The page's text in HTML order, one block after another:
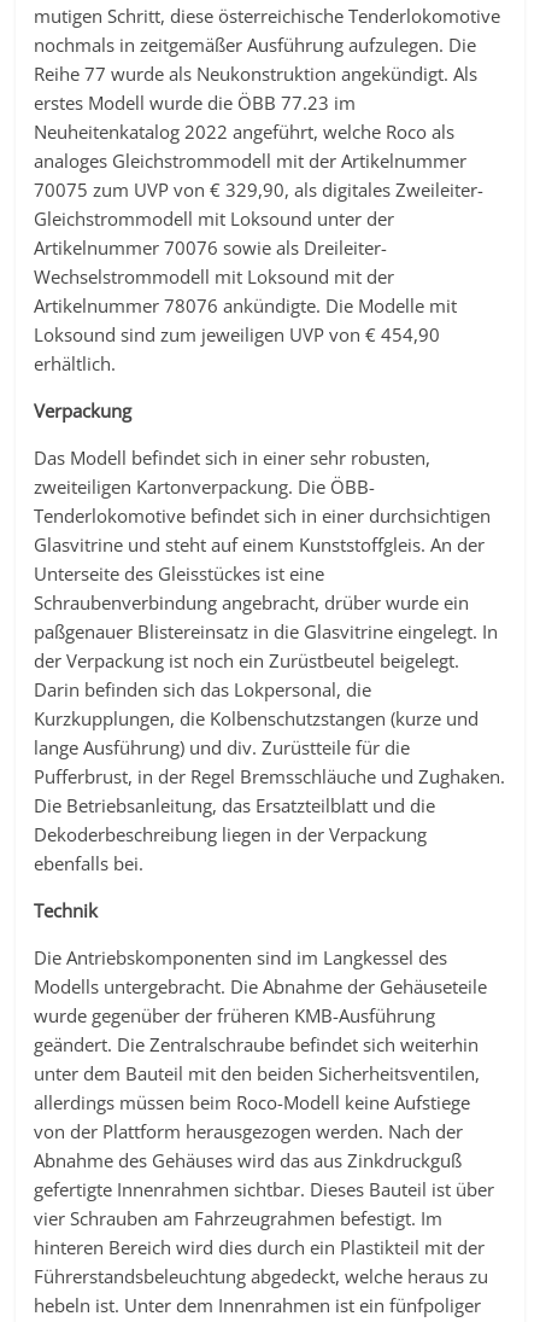
mutigen Schritt, diese österreichische Tenderlokomotive
nochmals in zeitgemäßer Ausführung aufzulegen. Die
Reihe 77 wurde als Neukonstruktion angekündigt. Als
erstes Modell wurde die ÖBB 77.23 im
Neuheitenkatalog 2022 angeführt, welche Roco als
analoges Gleichstrommodell mit der Artikelnummer
70075 zum UVP von € 329,90, als digitales Zweileiter-
Gleichstrommodell mit Loksound unter der
Artikelnummer 70076 sowie als Dreileiter-
Wechselstrommodell mit Loksound mit der
Artikelnummer 78076 ankündigte. Die Modelle mit
Loksound sind zum jeweiligen UVP von € 454,90
erhältlich.
Verpackung
Das Modell befindet sich in einer sehr robusten,
zweiteiligen Kartonverpackung. Die ÖBB-
Tenderlokomotive befindet sich in einer durchsichtigen
Glasvitrine und steht auf einem Kunststoffgleis. An der
Unterseite des Gleisstückes ist eine
Schraubenverbindung angebracht, drüber wurde ein
paßgenauer Blistereinsatz in die Glasvitrine eingelegt. In
der Verpackung ist noch ein Zurüstbeutel beigelegt.
Darin befinden sich das Lokpersonal, die
Kurzkupplungen, die Kolbenschutzstangen (kurze und
lange Ausführung) und div. Zurüstteile für die
Pufferbrust, in der Regel Bremsschläuche und Zughaken.
Die Betriebsanleitung, das Ersatzteilblatt und die
Dekoderbeschreibung liegen in der Verpackung
ebenfalls bei.
Technik
Die Antriebskomponenten sind im Langkessel des
Modells untergebracht. Die Abnahme der Gehäuseteile
wurde gegenüber der früheren KMB-Ausführung
geändert. Die Zentralschraube befindet sich weiterhin
unter dem Bauteil mit den beiden Sicherheitsventilen,
allerdings müssen beim Roco-Modell keine Aufstiege
von der Plattform herausgezogen werden. Nach der
Abnahme des Gehäuses wird das aus Zinkdruckguß
gefertigte Innenrahmen sichtbar. Dieses Bauteil ist über
vier Schrauben am Fahrzeugrahmen befestigt. Im
hinteren Bereich wird dies durch ein Plastikteil mit der
Führerstandsbeleuchtung abgedeckt, welche heraus zu
hebeln ist. Unter dem Innenrahmen ist ein fünfpoliger